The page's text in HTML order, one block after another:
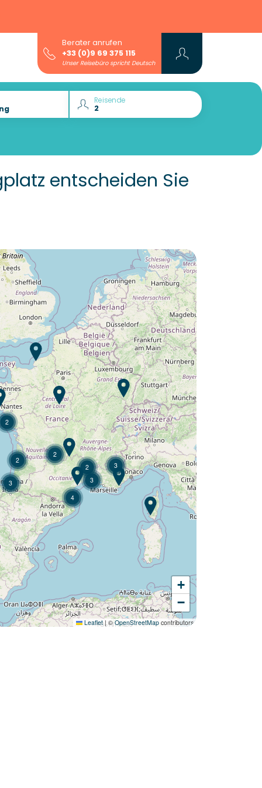
Berater anrufen
+33 (0)9 69 375 115
Unser Reisebüro spricht Deutsch
Reisende
entscheiden Sie
Lust auf die :
Camping L'Argentière ?
Entdecken Sie
Lust auf die :
Camping Fontaine Vieille ?
2
2
3
2
2
3
3
4
+
−
Leaflet |©OpenStreetMapcontributors